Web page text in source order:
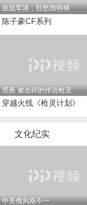
血战军港，狂怒加特林
陈子豪CF系列
黑夜 被击碎的传说枪灵
穿越火线《枪灵计划》
文化纪实
中美俄风格不一